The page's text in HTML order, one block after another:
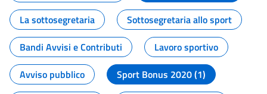
La sottosegretaria
Sottosegretaria allo sport
Bandi Avvisi e Contributi
Lavoro sportivo
Avviso pubblico
Sport Bonus 2020 (1)